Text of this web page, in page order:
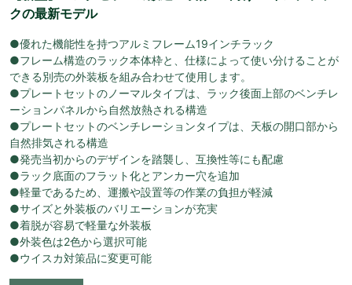
クの最新モデル
●優れた機能性を持つアルミフレーム19インチラック
●フレーム構造のラック本体枠と、仕様によって使い分けることが
できる別売の外装板を組み合わせて使用します。
●プレートセットのノーマルタイプは、ラック後面上部のベンチレ
ーションパネルから自然放熱される構造
●プレートセットのベンチレーションタイプは、天板の開口部から
自然排気される構造
●発売当初からのデザインを踏襲し、互換性等にも配慮
●ラック底面のフラット化とアンカー穴を追加
●軽量であるため、運搬や設置等の作業の負担が軽減
●サイズと外装板のバリエーションが充実
●着脱が容易で軽量な外装板
●外装色は2色から選択可能
●ウイスカ対策品に変更可能